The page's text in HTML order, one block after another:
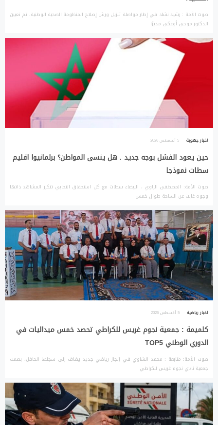
صوت الأمة : رشيد نشاد في إطار مواصلة تنزيل ورش إصلاح المنظومة الصحية الوطنية، تم تعيين
الدكتور موحي أوعكي مديرًا
اخبار جهوية 5 أغسطس 2026
حين يعود الفشل بوجه جديد . هل ينسى المواطن؟ برلمانيوا اقليم
سطات نموذجا
صوت الأمة: المصطفى الراوي ، البيضاء سطات مع كل استحقاق انتخابي تتكرر المشاهد ذاتها
وجوه غابت عن الساحة طوال خمس
اخبار رياضية 5 أغسطس 2026
كلميمة : جمعية نجوم غريس للكراطي تحصد خمس ميداليات في
الدوري الوطني TOP5
صوت الأمة: متابعة : محمد الشاوي في إنجاز رياضي جديد يضاف إلى سجلها الحافل، بصمت
جمعية نادي نجوم غريس للكراطي